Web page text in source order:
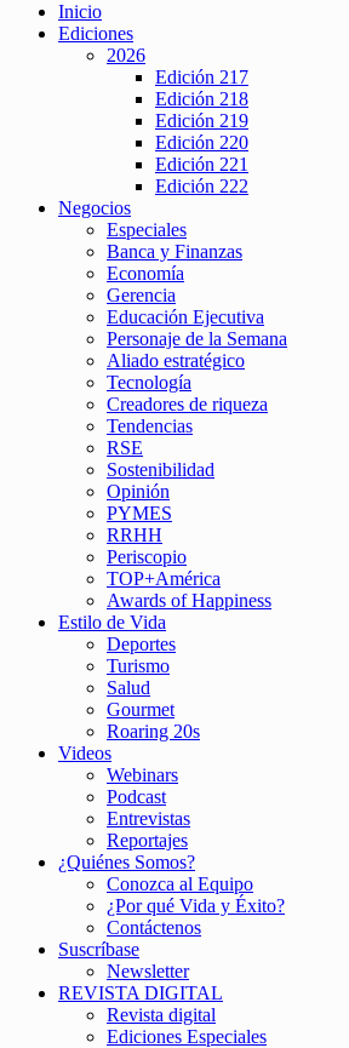
Inicio
Ediciones
2026
Edición 217
Edición 218
Edición 219
Edición 220
Edición 221
Edición 222
Negocios
Especiales
Banca y Finanzas
Economía
Gerencia
Educación Ejecutiva
Personaje de la Semana
Aliado estratégico
Tecnología
Creadores de riqueza
Tendencias
RSE
Sostenibilidad
Opinión
PYMES
RRHH
Periscopio
TOP+América
Awards of Happiness
Estilo de Vida
Deportes
Turismo
Salud
Gourmet
Roaring 20s
Videos
Webinars
Podcast
Entrevistas
Reportajes
¿Quiénes Somos?
Conozca al Equipo
¿Por qué Vida y Éxito?
Contáctenos
Suscríbase
Newsletter
REVISTA DIGITAL
Revista digital
Ediciones Especiales